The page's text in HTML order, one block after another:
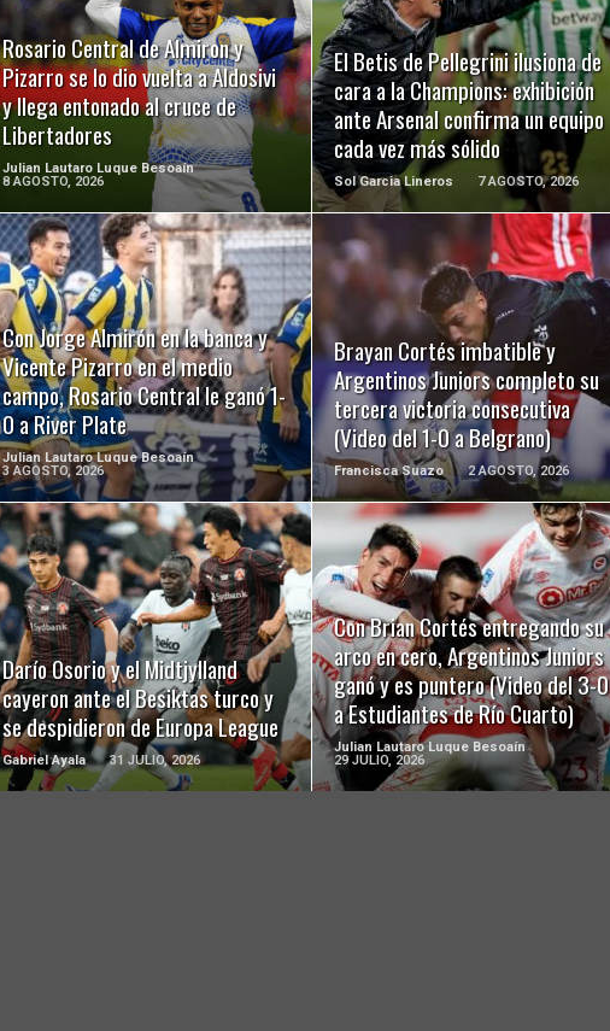
Rosario Central de Almiron y
Pizarro se lo dio vuelta a Aldosivi
y llega entonado al cruce de
Libertadores
Julian Lautaro Luque Besoaín
8 AGOSTO, 2026
LEER MÁS
El Betis de Pellegrini ilusiona de
cara a la Champions: exhibición
ante Arsenal confirma un equipo
cada vez más sólido
Sol Garcia Lineros 7 AGOSTO, 2026
LEER MÁS
Con Jorge Almirón en la banca y
Vicente Pizarro en el medio
campo, Rosario Central le ganó 1-
0 a River Plate
Julian Lautaro Luque Besoaín
3 AGOSTO, 2026
LEER MÁS
Brayan Cortés imbatible y
Argentinos Juniors completo su
tercera victoria consecutiva
(Video del 1-0 a Belgrano)
Francisca Suazo 2 AGOSTO, 2026
LEER MÁS
Darío Osorio y el Midtjylland
cayeron ante el Besiktas turco y
se despidieron de Europa League
Gabriel Ayala 31 JULIO, 2026
LEER MÁS
Con Brian Cortés entregando su
arco en cero, Argentinos Juniors
ganó y es puntero (Video del 3-0
a Estudiantes de Río Cuarto)
Julian Lautaro Luque Besoaín
29 JULIO, 2026
LEER MÁS